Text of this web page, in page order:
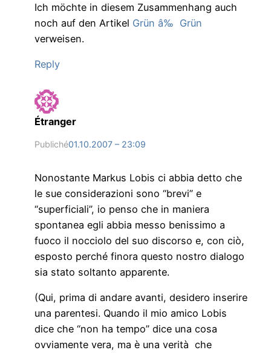
Ich möchte in diesem Zusammenhang auch
noch auf den Artikel Grün â‰ Grün
verweisen.
Reply
Étranger
Publiché01.10.2007 – 23:09
Nonostante Markus Lobis ci abbia detto che
le sue considerazioni sono “brevi” e
“superficiali”, io penso che in maniera
spontanea egli abbia messo benissimo a
fuoco il nocciolo del suo discorso e, con ciò,
esposto perché finora questo nostro dialogo
sia stato soltanto apparente.
(Qui, prima di andare avanti, desidero inserire
una parentesi. Quando il mio amico Lobis
dice che “non ha tempo” dice una cosa
ovviamente vera, ma è una verità che